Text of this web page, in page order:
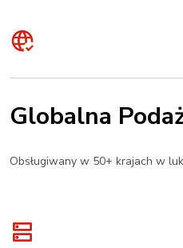
Globalna
Obsługiwany w 50+ krajach w